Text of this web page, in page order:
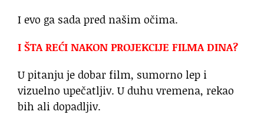
I evo ga sada pred našim očima.
I ŠTA REĆI NAKON PROJEKCIJE FILMA DINA?
U pitanju je dobar film, sumorno lep i
vizuelno upečatljiv. U duhu vremena, rekao
bih ali dopadljiv.